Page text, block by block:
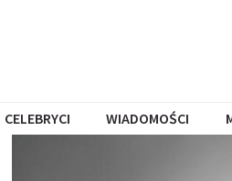
CELEBRYCI WIADOMOŚCI